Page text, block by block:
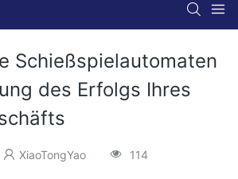
Schießspielautomaten
des Erfolgs Ihres
XiaoTongYao 114